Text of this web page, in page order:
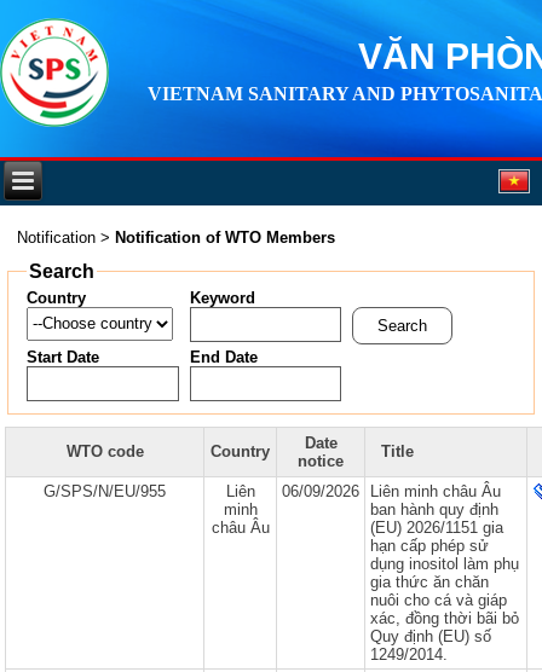
VĂN
VIETNAM SANITARY AND
Notification > Notification of WTO Members
Search
Country Keyword
Start Date End Date
WTO code Country
Date
notice
Title
G/SPS/N/EU/955
Liên
minh
châu Âu
06/09/2026
Liên minh châu Âu
ban hành quy định
(EU) 2026/1151 gia
hạn cấp phép sử
dụng inositol làm phụ
gia thức ăn chăn
nuôi cho cá và giáp
xác, đồng thời bãi bỏ
Quy định (EU) số
1249/2014.